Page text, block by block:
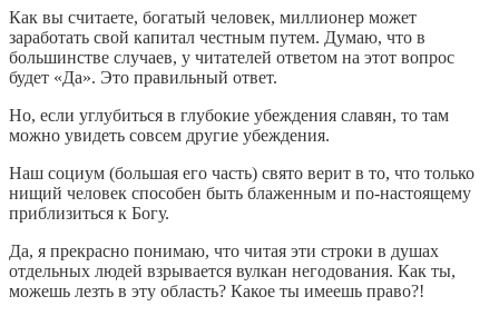
Как вы считаете, богатый человек, миллионер может
заработать свой капитал честным путем. Думаю, что в
большинстве случаев, у читателей ответом на этот вопрос
будет «Да». Это правильный ответ.
Но, если углубиться в глубокие убеждения славян, то там
можно увидеть совсем другие убеждения.
Наш социум (большая его часть) свято верит в то, что только
нищий человек способен быть блаженным и по-настоящему
приблизиться к Богу.
Да, я прекрасно понимаю, что читая эти строки в душах
отдельных людей взрывается вулкан негодования. Как ты,
можешь лезть в эту область? Какое ты имеешь право?!